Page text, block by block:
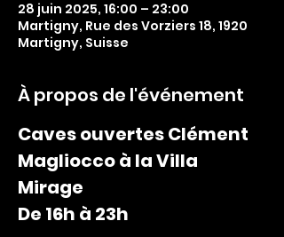
28 juin 2025, 16:00 – 23:00
Martigny, Rue des Vorziers 18, 1920
Martigny, Suisse
À propos de l'événement
Caves ouvertes Clément
Magliocco à la Villa
Mirage
De 16h à 23h